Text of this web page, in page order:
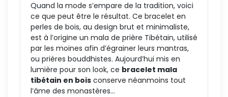
Quand la mode s’empare de la tradition, voici
ce que peut être le résultat. Ce bracelet en
perles de bois, au design brut et minimaliste,
est à l’origine un mala de prière Tibétain, utilisé
par les moines afin d’égrainer leurs mantras,
ou prières bouddhistes. Aujourd’hui mis en
lumière pour son look, ce bracelet mala
tibétain en bois conserve néanmoins tout
l’âme des monastères...